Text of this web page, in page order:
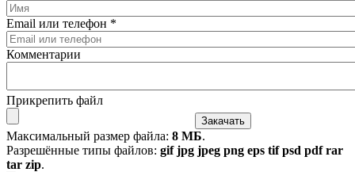
Email или телефон *
Комментарии
Прикрепить файл
Максимальный размер файла: 8 МБ.
Разрешённые типы файлов: gif jpg jpeg png eps tif psd pdf rar
tar zip.